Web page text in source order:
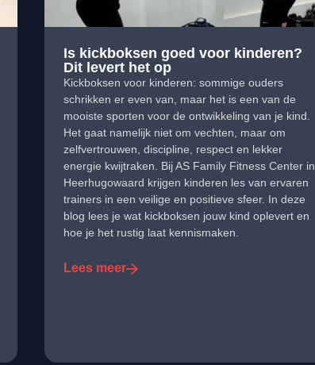
Is kickboksen goed voor kinderen?
Dit levert het op
Kickboksen voor kinderen: sommige ouders
schrikken er even van, maar het is een van de
mooiste sporten voor de ontwikkeling van je kind.
Het gaat namelijk niet om vechten, maar om
zelfvertrouwen, discipline, respect en lekker
energie kwijtraken. Bij AS Family Fitness Center in
Heerhugowaard krijgen kinderen les van ervaren
trainers in een veilige en positieve sfeer. In deze
blog lees je wat kickboksen jouw kind oplevert en
hoe je het rustig laat kennismaken.
Lees meer